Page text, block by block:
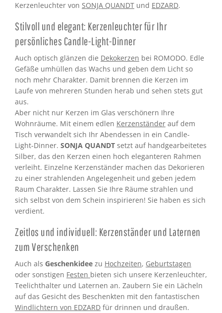
Kerzenleuchter von SONJA QUANDT und EDZARD.
Stilvoll und elegant: Kerzenleuchter für Ihr
persönliches Candle-Light-Dinner
Auch optisch glänzen die Dekokerzen bei ROMODO. Edle
Gefäße umhüllen das Wachs und geben dem Licht so
noch mehr Charakter. Damit brennen die Kerzen im
Laufe von mehreren Stunden herab und sehen stets gut
aus.
Aber nicht nur Kerzen im Glas verschönern Ihre
Wohnräume. Mit einem edlen Kerzenständer auf dem
Tisch verwandelt sich Ihr Abendessen in ein Candle-
Light-Dinner. SONJA QUANDT setzt auf handgearbeitetes
Silber, das den Kerzen einen hoch eleganteren Rahmen
verleiht. Einzelne Kerzenständer machen das Dekorieren
zu einer strahlenden Angelegenheit und geben jedem
Raum Charakter. Lassen Sie Ihre Räume strahlen und
sich selbst von dem Schein inspirieren! Sie haben es sich
verdient.
Zeitlos und individuell: Kerzenständer und Laternen
zum Verschenken
Auch als Geschenkidee zu Hochzeiten, Geburtstagen
oder sonstigen Festen bieten sich unsere Kerzenleuchter,
Teelichthalter und Laternen an. Zaubern Sie ein Lächeln
auf das Gesicht des Beschenkten mit den fantastischen
Windlichtern von EDZARD für drinnen und draußen.